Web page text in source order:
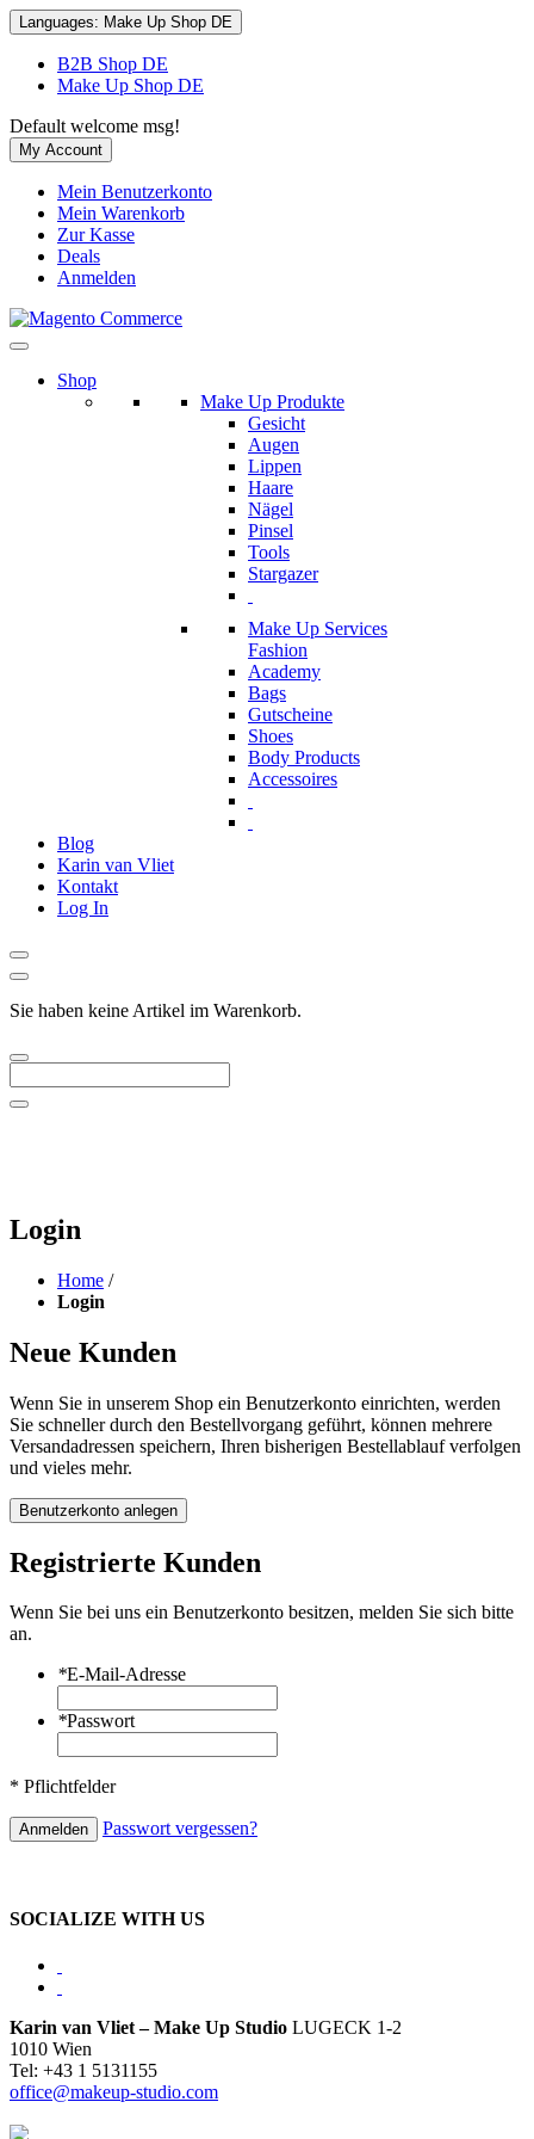
Languages: Make Up Shop DE
B2B Shop DE
Make Up Shop DE
Default welcome msg!
My Account
Mein Benutzerkonto
Mein Warenkorb
Zur Kasse
Deals
Anmelden
Shop
Make Up Produkte
Gesicht
Augen
Lippen
Haare
Nägel
Pinsel
Tools
Stargazer
Make Up Services
Fashion
Academy
Bags
Gutscheine
Shoes
Body Products
Accessoires
Blog
Karin van Vliet
Kontakt
Log In
Sie haben keine Artikel im Warenkorb.
Login
Home /
Login
Neue Kunden
Wenn Sie in unserem Shop ein Benutzerkonto einrichten, werden
Sie schneller durch den Bestellvorgang geführt, können mehrere
Versandadressen speichern, Ihren bisherigen Bestellablauf verfolgen
und vieles mehr.
Benutzerkonto anlegen
Registrierte Kunden
Wenn Sie bei uns ein Benutzerkonto besitzen, melden Sie sich bitte
an.
*E-Mail-Adresse
*Passwort
* Pflichtfelder
Anmelden Passwort vergessen?
SOCIALIZE WITH US
Karin van Vliet – Make Up Studio LUGECK 1-2
1010 Wien
Tel: +43 1 5131155
office@makeup-studio.com